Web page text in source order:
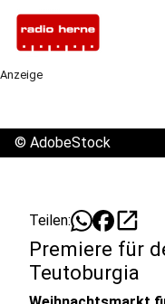
Anzeige
© AdobeStock
Teilen: open_in_new
Premiere für
Teutoburgia